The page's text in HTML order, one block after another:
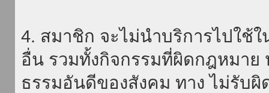
4. สมาชิก จะไม่นำบริการไปใช้
อื่น รวมทั้งกิจกรรมที่ผิดกฎหมาย
ธรรมอันดีของสังคม ทาง ไม่รับ